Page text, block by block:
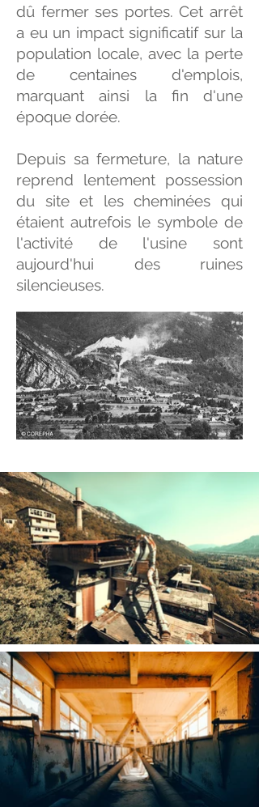
dû fermer ses portes. Cet arrêt
a eu un impact significatif sur la
population locale, avec la perte
de centaines d'emplois,
marquant ainsi la fin d'une
époque dorée.
Depuis sa fermeture, la nature
reprend lentement possession
du site et les cheminées qui
étaient autrefois le symbole de
l'activité de l'usine sont
aujourd'hui des ruines
silencieuses.